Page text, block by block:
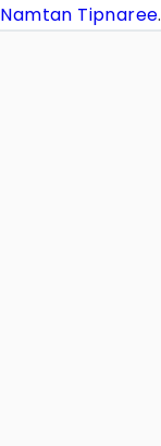
Namtan Tipnaree.